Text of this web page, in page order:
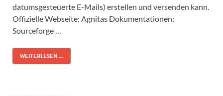
datumsgesteuerte E-Mails) erstellen und versenden kann.
Offizielle Webseite: Agnitas Dokumentationen:
Sourceforge …
WEITERLESEN ...